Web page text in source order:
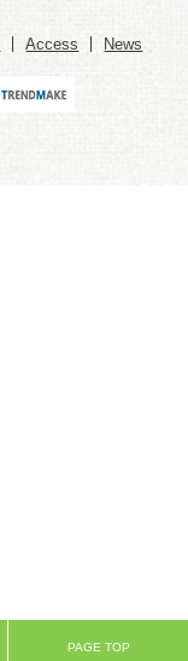
Access News
PAGE TOP